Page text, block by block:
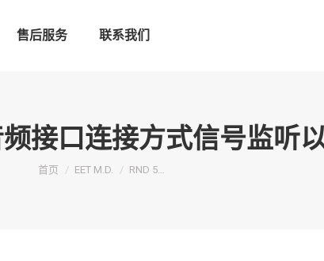
售后服务 联系我们
接口连接方式信号监听
您在这里：
首页 EET M.D. RND 5…